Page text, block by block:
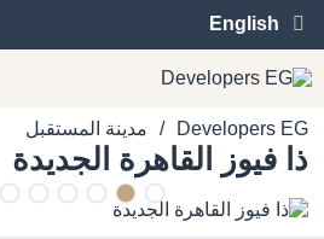
English
Developers EG
/ مدينة المستقبل
ذا فيوز القاهرة الجديدة